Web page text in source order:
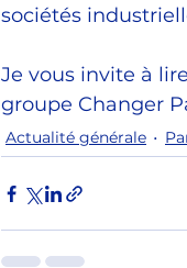
sociétés
Je vous invite à
groupe Changer
Actualité générale